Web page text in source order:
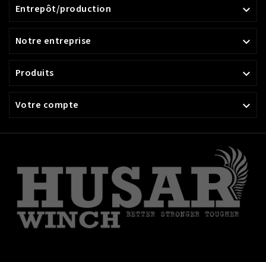
Entrepôt/production 
Notre entreprise 
Produits 
Votre compte 